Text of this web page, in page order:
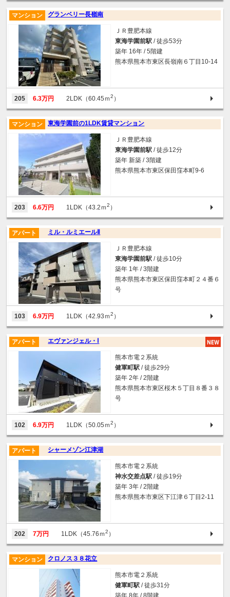
グランベリー長嶺南
マンション
ＪＲ豊肥本線
東海学園前駅 / 徒歩53分
築年 16年 / 5階建
熊本県熊本市東区長嶺南６丁目10-14
205 6.3万円 2LDK（60.45ｍ2 ）
東海学園前の1LDK賃貸マンション
マンション
ＪＲ豊肥本線
東海学園前駅 / 徒歩12分
築年 新築 / 3階建
熊本県熊本市東区保田窪本町9-6
203 6.6万円 1LDK（43.2ｍ2 ）
ミル・ルミエールⅡ
アパート
ＪＲ豊肥本線
東海学園前駅 / 徒歩10分
築年 1年 / 3階建
熊本県熊本市東区保田窪本町２４番６
号
103 6.9万円 1LDK（42.93ｍ2 ）
エヴァンジェル・Ⅰ
アパート
熊本市電２系統
健軍町駅 / 徒歩29分
築年 2年 / 2階建
熊本県熊本市東区桜木５丁目８番３８
号
102 6.9万円 1LDK（50.05ｍ2 ）
シャーメゾン江津湖
アパート
熊本市電２系統
神水交差点駅 / 徒歩19分
築年 3年 / 2階建
熊本県熊本市東区下江津６丁目2-11
202 7万円 1LDK（45.76ｍ2 ）
クロノス３８花立
マンション
熊本市電２系統
健軍町駅 / 徒歩31分